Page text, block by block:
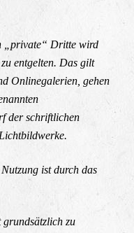
„private“ Dritte wird
entgelten. Das gilt
Onlinegalerien, gehen
der schriftlichen
ist durch das
zu